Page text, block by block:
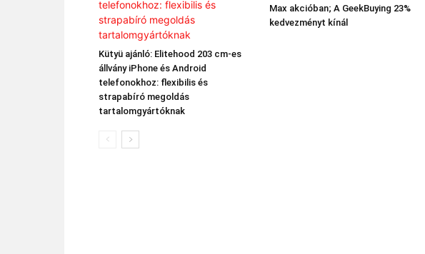
Kütyü ajánló: Elitehood 203 cm-es
állvány iPhone és Android
telefonokhoz: flexibilis és
strapabíró megoldás
tartalomgyártóknak
Max akcióban; A GeekBuying 23%
kedvezményt kínál